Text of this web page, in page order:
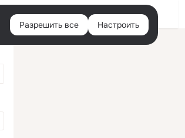
Войти
Разрешить все Настроить